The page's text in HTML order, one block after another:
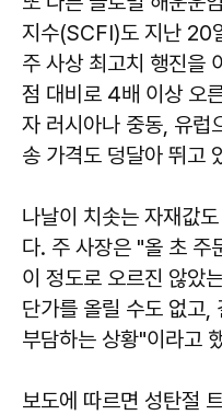
지수(SCFI)도 지난 20
주 사상 최고치 행진을
점 대비로 4배 이상 오
자 러시아나 중동, 유럽
송 가격도 덩달아 뛰고
나날이 치솟는 자재값
다. 주 사장은 "올 초 주
이 정도로 오르진 않았
단가를 올릴 수도 없고,
부담하는 상황"이라고
보도에 따르면 성탄절